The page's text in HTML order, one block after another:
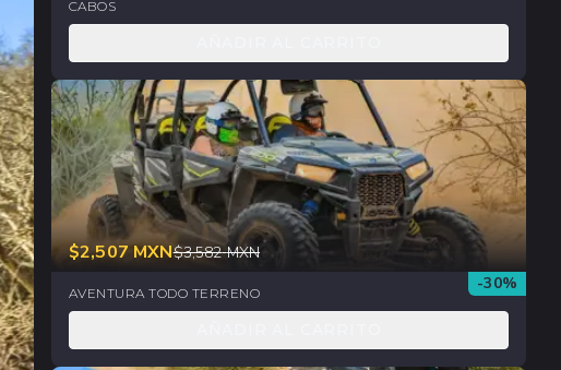
CABOS
$2,507MXN$3,582 MXN
-30%
AVENTURA TODO TERRENO